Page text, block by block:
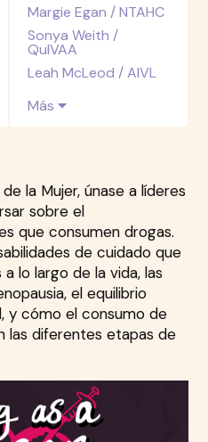
Margie Egan / NTAHC
Sonya Weith /
QuIVAA
Leah McLeod / AIVL
Más
la Mujer, únase a líderes
sobre el
que consumen drogas.
de cuidado que
lo largo de la vida, las
el equilibrio
y cómo el consumo de
las diferentes etapas de